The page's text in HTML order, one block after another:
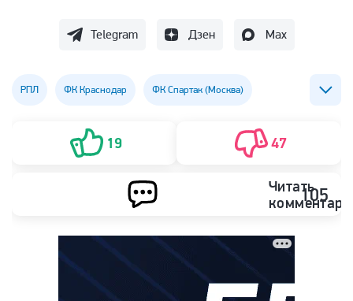
Telegram Дзен Max
РПЛ ФК Краснодар ФК Спартак (Москва)
Кирилл Левников
19 47
Читать105